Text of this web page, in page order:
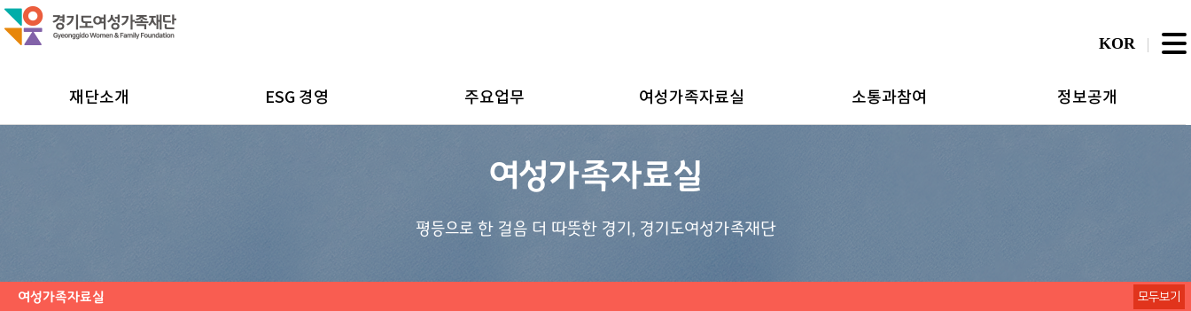
재단소개 ESG 경영 주요업무 여성가족자료실 소통과참여 정보공개
KOR
여성가족자료실
평등으로 한 걸음 더 따뜻한 경기, 경기도여성가족재단
여성가족자료실 모두보기